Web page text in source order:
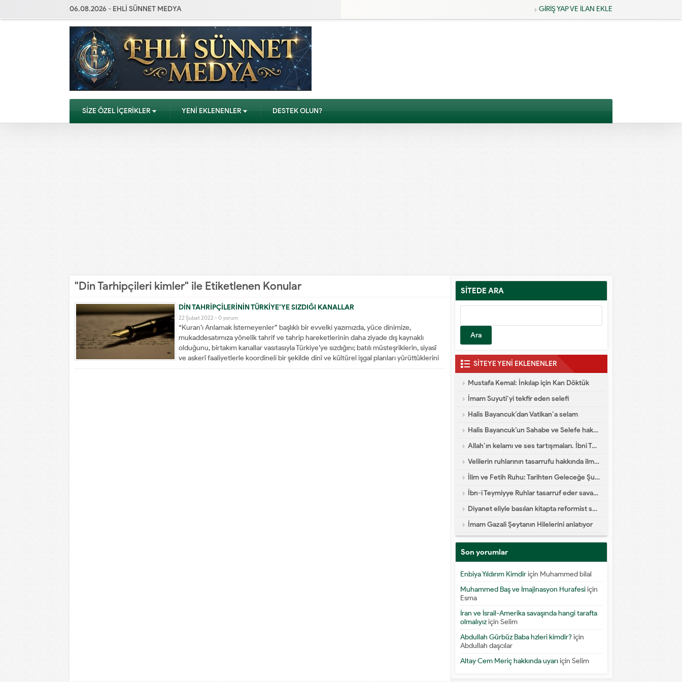
06.08.2026 - EHLİ SÜNNET MEDYA GİRİŞ YAP VE İLAN EKLE
SİZE ÖZEL İÇERİKLER YENİ EKLENENLER DESTEK OLUN?
"Din Tarhipçileri kimler" ile Etiketlenen Konular
DİN TAHRİPÇİLERİNİN TÜRKİYE’YE SIZDIĞI KANALLAR
22 Şubat 2022 - 0 yorum
“Kuran’ı Anlamak İstemeyenler” başlıklı bir evvelki yazımızda, yüce dinimize,
mukaddesatımıza yönelik tahrif ve tahrip hareketlerinin daha ziyade dış kaynaklı
olduğunu, birtakım kanallar vasıtasıyla Türkiye’ye sızdığını; batılı müsteşriklerin, siyasî
ve askerî faaliyetlerle koordineli bir şekilde dinî ve kültürel işgal planları yürüttüklerini
anlatmıştık. Müsteşriklerin yürüttükleri bu dinî...
SİTEDE ARA
SİTEYE YENİ EKLENENLER
Mustafa Kemal: İnkılap için Kan Döktük
İmam Suyuti’yi tekfir eden selefi
Halis Bayancuk’dan Vatikan’a selam
Halis Bayancuk’un Sahabe ve Selefe hakareti
Allah’ın kelamı ve ses tartışmaları. İbni Teymiyye dalaleti
Velilerin ruhlarının tasarrufu hakkında ilmi yazı
İlim ve Fetih Ruhu: Tarihten Geleceğe Şuur Köprüsü
İbn-i Teymiyye Ruhlar tasarruf eder savaşa katılır diyor
Diyanet eliyle basılan kitapta reformist skandal
İmam Gazali Şeytanın Hilelerini anlatıyor
Son yorumlar
Enbiya Yıldırım Kimdiriçin Muhammed bilal
Muhammed Baş ve İmajinasyon Hurafesiiçin
Esma
İran ve İsrail-Amerika savaşında hangi tarafta
olmalıyıziçin Selim
Abdullah Gürbüz Baba hzleri kimdir?için
Abdullah daşcılar
Altay Cem Meriç hakkında uyarıiçin Selim